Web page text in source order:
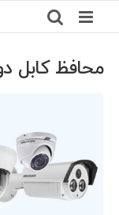
to
content
محافظ کابل